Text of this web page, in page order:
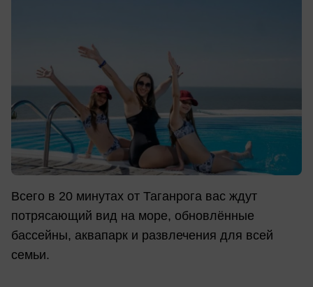
Всего в 20 минутах от Таганрога вас ждут
потрясающий вид на море, обновлённые
бассейны, аквапарк и развлечения для всей
семьи.